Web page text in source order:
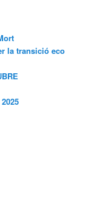
la transició eco